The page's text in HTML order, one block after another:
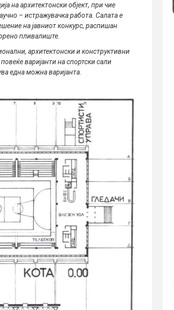
на архитектонски објект, при чие
– истражувачка работа. Салата е
на јавниот конкурс, распишан
пливалиште.
архитектонски и конструктивни
варијанти на спортски сали
една можна варијанта.